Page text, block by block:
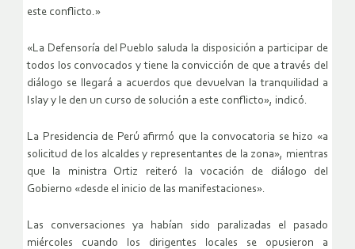
este conflicto.»
«La Defensoría del Pueblo saluda la disposición a participar de
todos los convocados y tiene la convicción de que a través del
diálogo se llegará a acuerdos que devuelvan la tranquilidad a
Islay y le den un curso de solución a este conflicto», indicó.
La Presidencia de Perú afirmó que la convocatoria se hizo «a
solicitud de los alcaldes y representantes de la zona», mientras
que la ministra Ortiz reiteró la vocación de diálogo del
Gobierno «desde el inicio de las manifestaciones».
Las conversaciones ya habían sido paralizadas el pasado
miércoles cuando los dirigentes locales se opusieron a